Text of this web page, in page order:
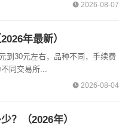
2026-08-07
年最新）
到30元左右，品种不同，手续费
同交易所...
2026-08-04
？（2026年）